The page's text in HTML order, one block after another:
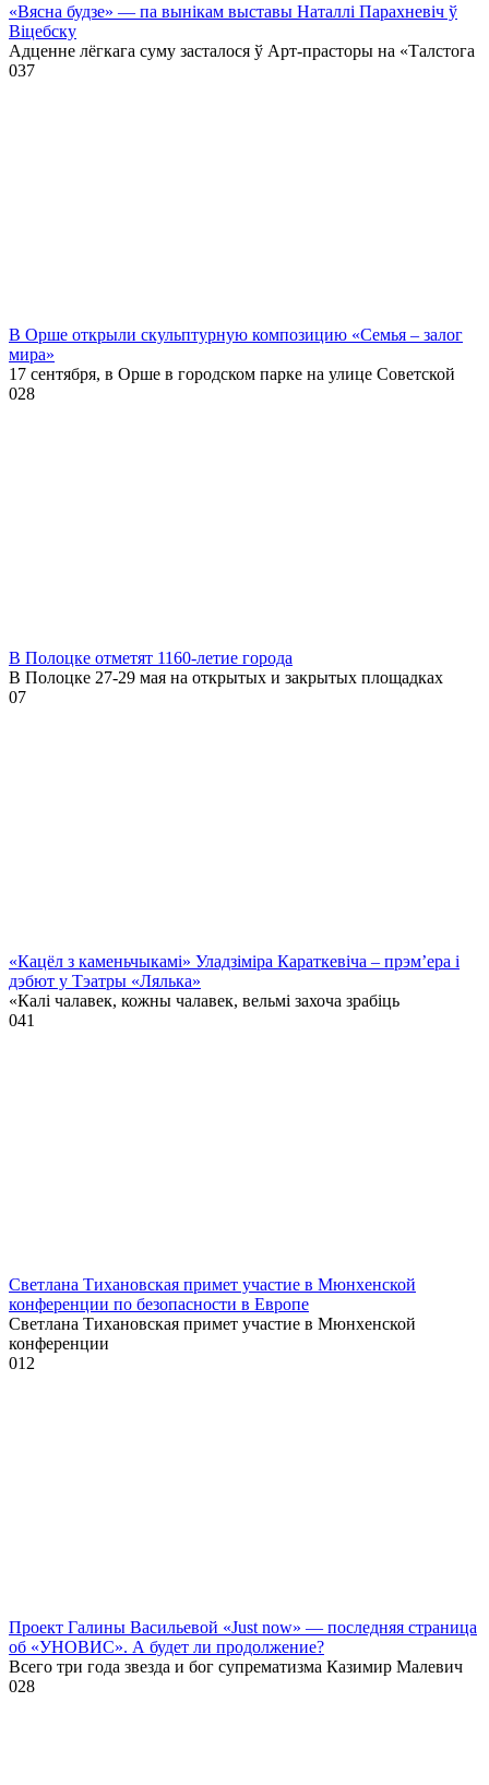
«Вясна будзе» — па вынікам выставы Наталлі Парахневіч ў
Віцебску
Адценне лёгкага суму засталося ў Арт-прасторы на «Талстога
037
В Орше открыли скульптурную композицию «Семья – залог
мира»
17 сентября, в Орше в городском парке на улице Советской
028
В Полоцке отметят 1160-летие города
В Полоцке 27-29 мая на открытых и закрытых площадках
07
«Кацёл з каменьчыкамі» Уладзіміра Караткевіча – прэм’ера і
дэбют у Тэатры «Лялька»
«Калі чалавек, кожны чалавек, вельмі захоча зрабіць
041
Светлана Тихановская примет участие в Мюнхенской
конференции по безопасности в Европе
Светлана Тихановская примет участие в Мюнхенской
конференции
012
Проект Галины Васильевой «Just now» — последняя страница
об «УНОВИС». А будет ли продолжение?
Всего три года звезда и бог супрематизма Казимир Малевич
028